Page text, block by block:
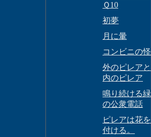
Ｑ10
初夢
月に暈
コンビニの怪
外のピレアと
内のピレア
鳴り続ける緑
の公衆電話
ピレアは花を
付ける。